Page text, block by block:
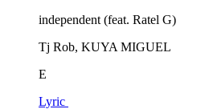
independent (feat. Ratel G)
Tj Rob, KUYA MIGUEL
E
Lyric